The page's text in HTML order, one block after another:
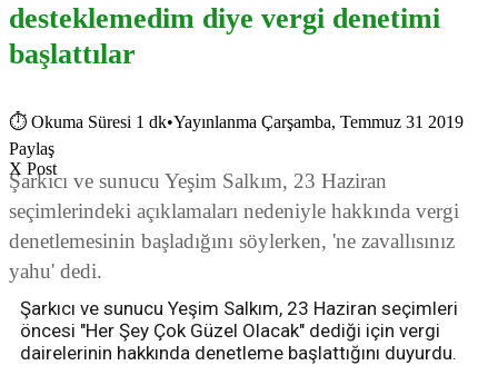
desteklemedim diye vergi denetimi
başlattılar
⏱ Okuma Süresi 1 dk•Yayınlanma Çarşamba, Temmuz 31 2019
Paylaş
X Post
Şarkıcı ve sunucu Yeşim Salkım, 23 Haziran
seçimlerindeki açıklamaları nedeniyle hakkında vergi
denetlemesinin başladığını söylerken, 'ne zavallısınız
yahu' dedi.
Şarkıcı ve sunucu Yeşim Salkım, 23 Haziran seçimleri
öncesi "Her Şey Çok Güzel Olacak" dediği için vergi
dairelerinin hakkında denetleme başlattığını duyurdu.